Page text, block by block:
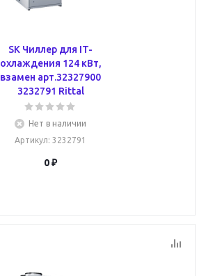
SK Чиллер для IT-
охлаждения 124 кВт,
взамен арт.32327900
3232791 Rittal
Нет в наличии
Артикул: 3232791
0 ₽